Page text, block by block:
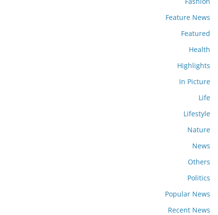
Feature News
Featured
Health
Highlights
In Picture
Life
Lifestyle
Nature
News
Others
Politics
Popular News
Recent News